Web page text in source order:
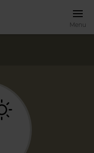
Menu